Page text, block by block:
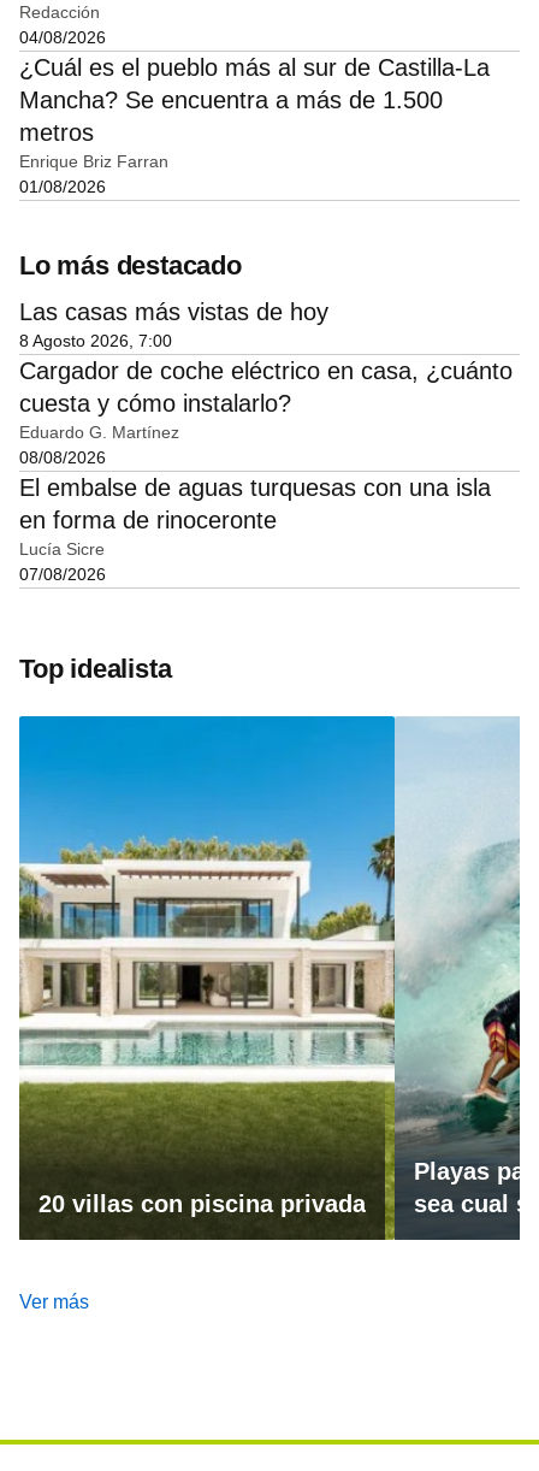
Redacción
04/08/2026
¿Cuál es el pueblo más al sur de Castilla-La
Mancha? Se encuentra a más de 1.500
metros
Enrique Briz Farran
01/08/2026
Lo más destacado
Las casas más vistas de hoy
8 Agosto 2026, 7:00
Cargador de coche eléctrico en casa, ¿cuánto
cuesta y cómo instalarlo?
Eduardo G. Martínez
08/08/2026
El embalse de aguas turquesas con una isla
en forma de rinoceronte
Lucía Sicre
07/08/2026
Top idealista
20 villas con piscina privada
Playas
sea cual
Ver más